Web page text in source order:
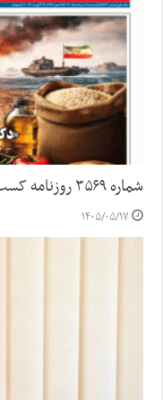
شماره ۳۵۶۹ روزنامه کسب و کار
۱۴۰۵/۰۵/۱۷